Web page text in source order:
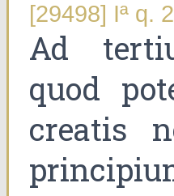
[29498] Iª q.
Ad
quod
creatis